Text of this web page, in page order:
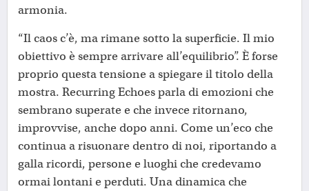
armonia.
“Il caos c’è, ma rimane sotto la superficie. Il mio
obiettivo è sempre arrivare all’equilibrio”. È forse
proprio questa tensione a spiegare il titolo della
mostra. Recurring Echoes parla di emozioni che
sembrano superate e che invece ritornano,
improvvise, anche dopo anni. Come un’eco che
continua a risuonare dentro di noi, riportando a
galla ricordi, persone e luoghi che credevamo
ormai lontani e perduti. Una dinamica che